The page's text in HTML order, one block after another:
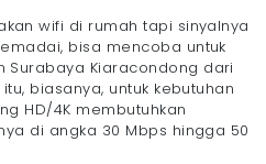
wifi di rumah tapi sinyalnya
bisa mencoba untuk
Surabaya Kiaracondong dari
biasanya, untuk kebutuhan
HD/4K membutuhkan
di angka 30 Mbps hingga 50